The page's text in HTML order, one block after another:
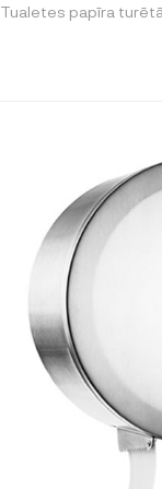
Tualetes papīra